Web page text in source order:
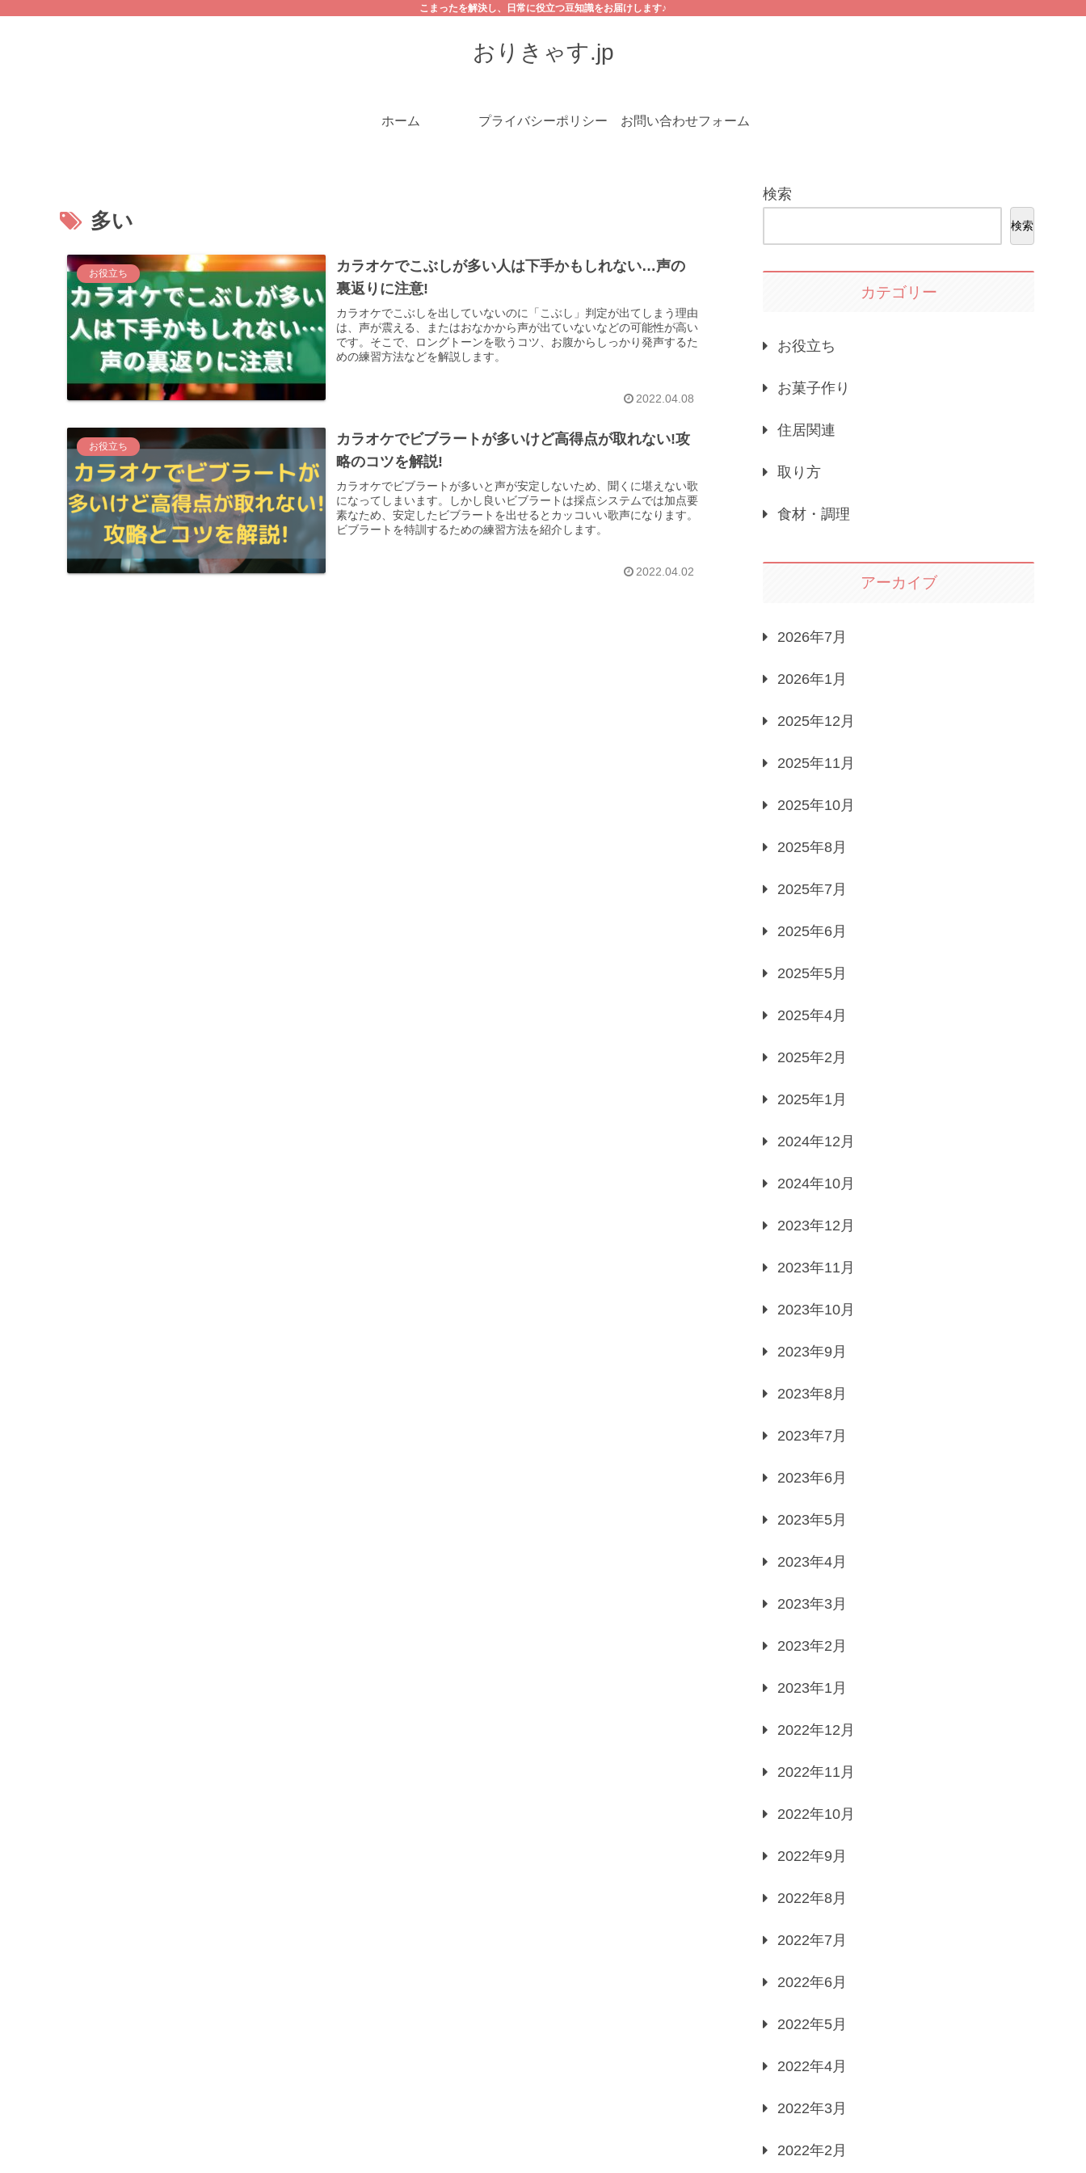
こまったを解決し、日常に役立つ豆知識をお届けします♪
おりきゃす.jp
ホーム プライバシーポリシー お問い合わせフォーム
多い
お役立ち
カラオケでこぶしが多い人は下手かもしれない…声の
裏返りに注意!
カラオケでこぶしを出していないのに「こぶし」判定が出てしまう理由
は、声が震える、またはおなかから声が出ていないなどの可能性が高い
です。そこで、ロングトーンを歌うコツ、お腹からしっかり発声するた
めの練習方法などを解説します。
2022.04.08
お役立ち
カラオケでビブラートが多いけど高得点が取れない!攻
略のコツを解説!
カラオケでビブラートが多いと声が安定しないため、聞くに堪えない歌
になってしまいます。しかし良いビブラートは採点システムでは加点要
素なため、安定したビブラートを出せるとカッコいい歌声になります。
ビブラートを特訓するための練習方法を紹介します。
2022.04.02
検索
検索
カテゴリー
お役立ち
お菓子作り
住居関連
取り方
食材・調理
アーカイブ
2026年7月
2026年1月
2025年12月
2025年11月
2025年10月
2025年8月
2025年7月
2025年6月
2025年5月
2025年4月
2025年2月
2025年1月
2024年12月
2024年10月
2023年12月
2023年11月
2023年10月
2023年9月
2023年8月
2023年7月
2023年6月
2023年5月
2023年4月
2023年3月
2023年2月
2023年1月
2022年12月
2022年11月
2022年10月
2022年9月
2022年8月
2022年7月
2022年6月
2022年5月
2022年4月
2022年3月
2022年2月